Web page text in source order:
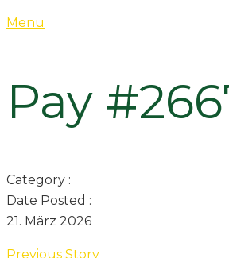
Menu
Pay
Category :
Date Posted :
21. März 2026
Previous Story